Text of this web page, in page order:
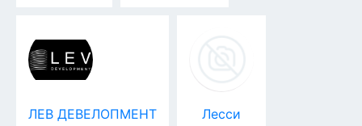
ЛЕВ ДЕВЕЛОПМЕНТ Лесси